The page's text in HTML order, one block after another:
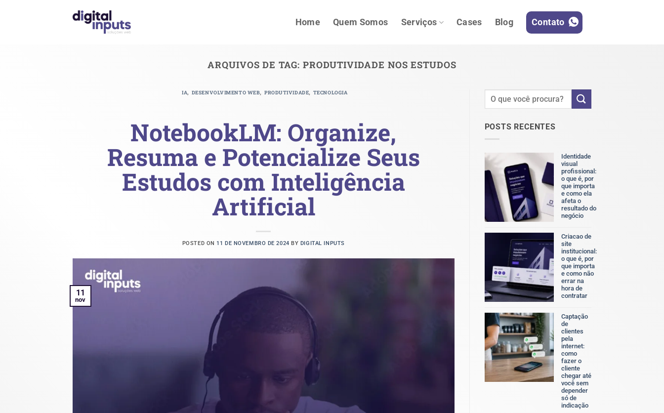
Home Quem Somos Serviços Cases Blog Contato
ARQUIVOS DE TAG: PRODUTIVIDADE NOS ESTUDOS
IA, DESENVOLVIMENTO WEB, PRODUTIVIDADE, TECNOLOGIA
NotebookLM: Organize,
Resuma e Potencialize Seus
Estudos com Inteligência
Artificial
POSTED ON 11 DE NOVEMBRO DE 2024 BY DIGITAL INPUTS
11
nov
POSTS RECENTES
Identidade
visual
profissional:
o que é, por
que importa
e como ela
afeta o
resultado do
negócio
comentário
em
Identidade
visual
profissional:
o
que
é,
por
que
e
como
ela
afeta
o
resultado
do
negócio
Criacao de
site
institucional:
o que é, por
que importa
e como não
errar na
hora de
contratar
comentário
em
Criacao
de
site
institucional:
o
que
é,
por
que
importa
e
como
Captação
de
clientes
pela
internet:
como
fazer o
cliente
chegar até
você sem
depender
só de
indicação